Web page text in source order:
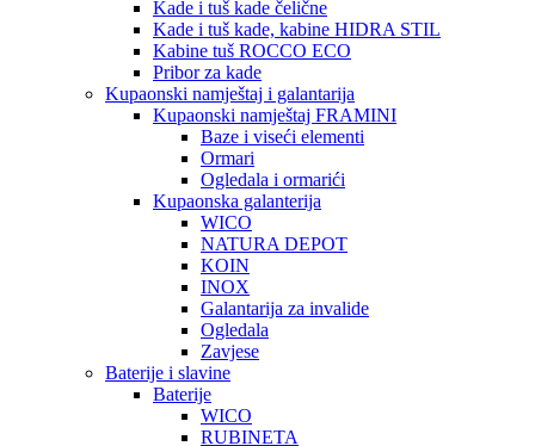
Kade i tuš kade čelične
Kade i tuš kade, kabine HIDRA STIL
Kabine tuš ROCCO ECO
Pribor za kade
Kupaonski namještaj i galantarija
Kupaonski namještaj FRAMINI
Baze i viseći elementi
Ormari
Ogledala i ormarići
Kupaonska galanterija
WICO
NATURA DEPOT
KOIN
INOX
Galantarija za invalide
Ogledala
Zavjese
Baterije i slavine
Baterije
WICO
RUBINETA